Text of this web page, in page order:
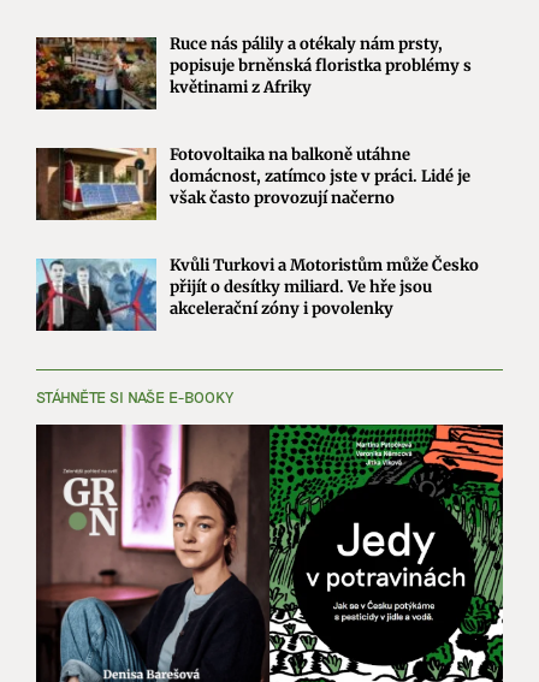
Ruce nás pálily a otékaly nám prsty,
popisuje brněnská floristka problémy s
květinami z Afriky
Fotovoltaika na balkoně utáhne
domácnost, zatímco jste v práci. Lidé je
však často provozují načerno
Kvůli Turkovi a Motoristům může Česko
přijít o desítky miliard. Ve hře jsou
akcelerační zóny i povolenky
STÁHNĚTE SI NAŠE E-BOOKY